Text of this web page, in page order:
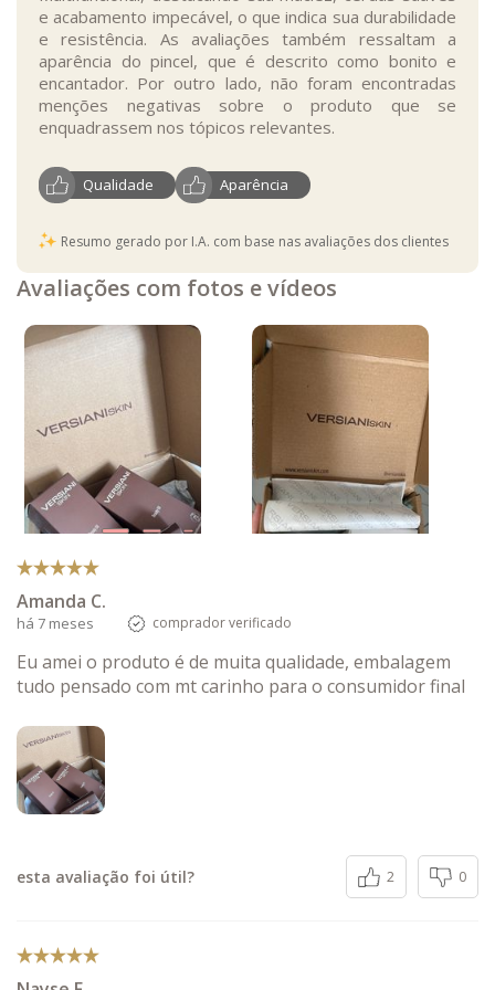
e acabamento impecável, o que indica sua durabilidade
e resistência. As avaliações também ressaltam a
aparência do pincel, que é descrito como bonito e
encantador. Por outro lado, não foram encontradas
menções negativas sobre o produto que se
enquadrassem nos tópicos relevantes.
Qualidade Aparência
Resumo gerado por I.A. com base nas avaliações dos clientes
Avaliações com fotos e vídeos
Amanda C.
há 7 meses comprador verificado
Eu amei o produto é de muita qualidade, embalagem
tudo pensado com mt carinho para o consumidor final
esta avaliação foi útil? 2 0